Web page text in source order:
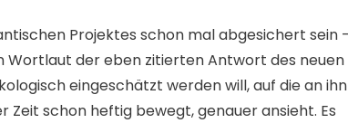
Projektes schon mal abgesichert sein
Wortlaut der eben zitierten Antwort des neuen
eingeschätzt werden will, auf die an ihn
schon heftig bewegt, genauer ansieht. Es